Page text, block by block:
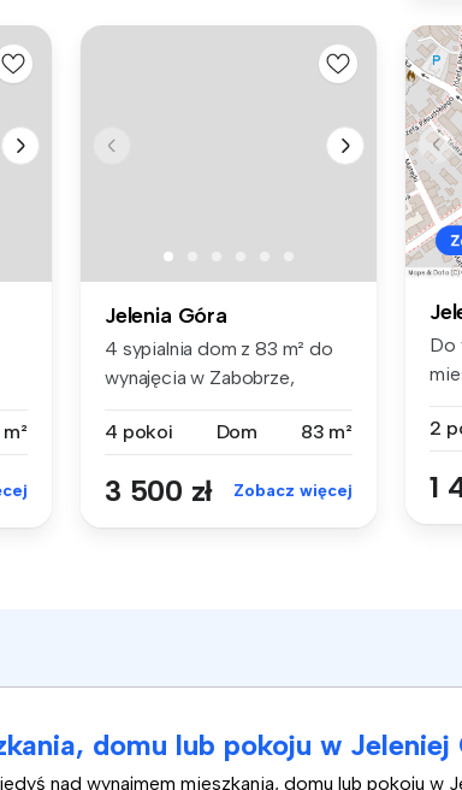
Jelenia Góra
4 sypialnia dom z 83 m² do
wynajęcia w Zabobrze,
4 pokoi
Dom 83 m²
3 500 zł Zobacz więcej
Do
2
1
domu lub pokoju w Jeleniej
nad wynajmem mieszkania, domu lub pokoju